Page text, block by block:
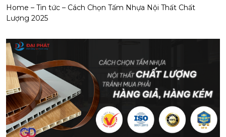
Home – Tin tức – Cách Chọn Tấm Nhựa Nội Thất Chất
Lượng 2025